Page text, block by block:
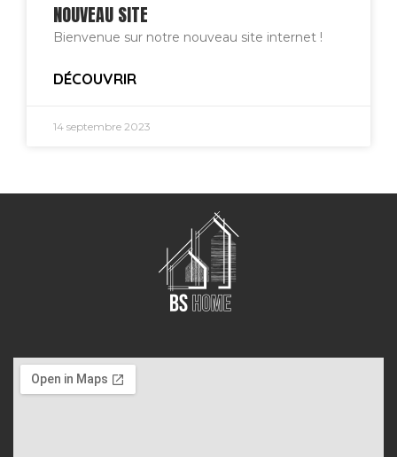
NOUVEAU SITE
Bienvenue sur notre nouveau site internet !
DÉCOUVRIR
14 septembre 2023